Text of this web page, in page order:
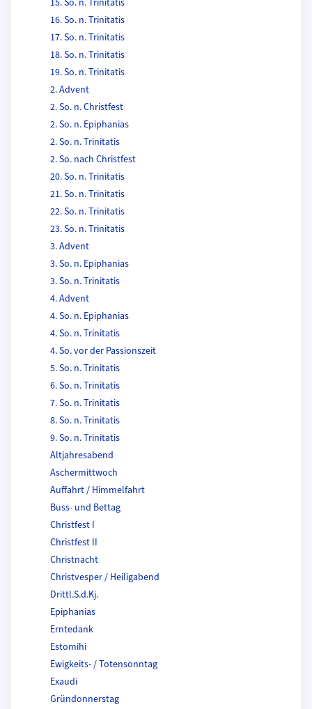
15. So. n. Trinitatis
16. So. n. Trinitatis
17. So. n. Trinitatis
18. So. n. Trinitatis
19. So. n. Trinitatis
2. Advent
2. So. n. Christfest
2. So. n. Epiphanias
2. So. n. Trinitatis
2. So. nach Christfest
20. So. n. Trinitatis
21. So. n. Trinitatis
22. So. n. Trinitatis
23. So. n. Trinitatis
3. Advent
3. So. n. Epiphanias
3. So. n. Trinitatis
4. Advent
4. So. n. Epiphanias
4. So. n. Trinitatis
4. So. vor der Passionszeit
5. So. n. Trinitatis
6. So. n. Trinitatis
7. So. n. Trinitatis
8. So. n. Trinitatis
9. So. n. Trinitatis
Altjahresabend
Aschermittwoch
Auffahrt / Himmelfahrt
Buss- und Bettag
Christfest I
Christfest II
Christnacht
Christvesper / Heiligabend
Drittl.S.d.Kj.
Epiphanias
Erntedank
Estomihi
Ewigkeits- / Totensonntag
Exaudi
Gründonnerstag